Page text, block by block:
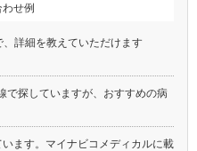
せ例
、詳細を教えていただけます
で探していますが、おすすめの病
ます。マイナビコメディカルに載